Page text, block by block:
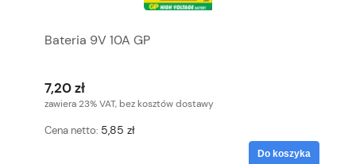
Bateria 9V 10A GP
7,20 zł
zawiera 23% VAT, bez kosztów dostawy
Cena netto: 5,85 zł
Do koszyka